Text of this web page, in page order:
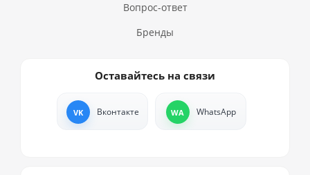
Вопрос-ответ
Бренды
Оставайтесь на связи
Вконтакте WhatsApp